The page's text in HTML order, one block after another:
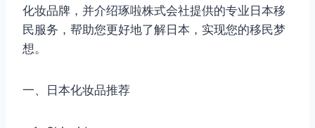
化妆品牌，并介绍琢啦株式会社提供的专业日本移
民服务，帮助您更好地了解日本，实现您的移民梦
想。
一、日本化妆品推荐